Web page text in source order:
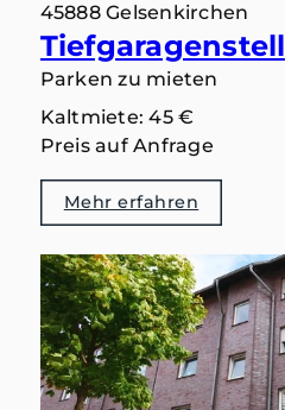
45888 Gelsenkirchen
Parken zu mieten
Kaltmiete: 45 €
Preis auf Anfrage
Mehr erfahren